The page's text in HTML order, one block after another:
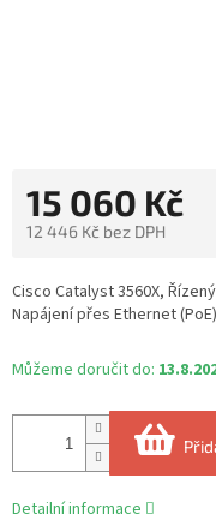
15 060 Kč
12 446 Kč bez DPH
cena:
Můžeme doručit do:
Cisco Catalyst 3560X,
Napájení přes Ethernet